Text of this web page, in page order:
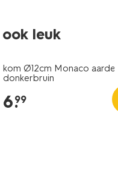
leuk
6=5
met je HEMA pas
kom Ø12cm Monaco
donkerbruin
6.
99